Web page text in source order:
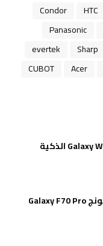
HTC
Condor
Panasonic
Sharp
evertek
Acer
CUBOT
مواصفات هاتف سامسونج Galaxy F70 Pro